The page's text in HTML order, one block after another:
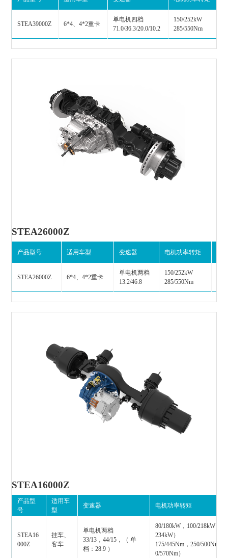
STEA39000Z 6*4、4*2重卡
单电机四档
71.0/36.3/20.0/10.2
150/252kW
285/550Nm
STEA26000Z
产品型号 适用车型 变速器 电机功率转矩
STEA26000Z 6*4、4*2重卡
单电机两档
13.2/46.8
150/252kW
285/550Nm
STEA16000Z
产品型
号
适用车
型
变速器 电机功率转矩
STEA16
000Z
挂车、
客车
单电机两档
33/13，44/15，（ 单
档：28.9 ）
80/180kW，100/218kW，
234kW）
175/445Nm，250/500Nm，
0/570Nm）